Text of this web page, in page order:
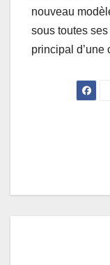
nouveau
sous toutes
principal d’une
l’article